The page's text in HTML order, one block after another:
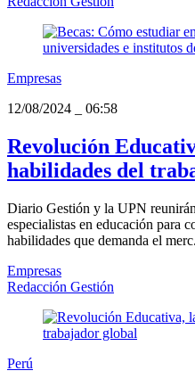
Empresas
12/08/2024
06:58
Revolución
habilidades del
Diario Gestión y la UPN
especialistas en educación para
habilidades que demanda el
Empresas
Redacción Gestión
Perú